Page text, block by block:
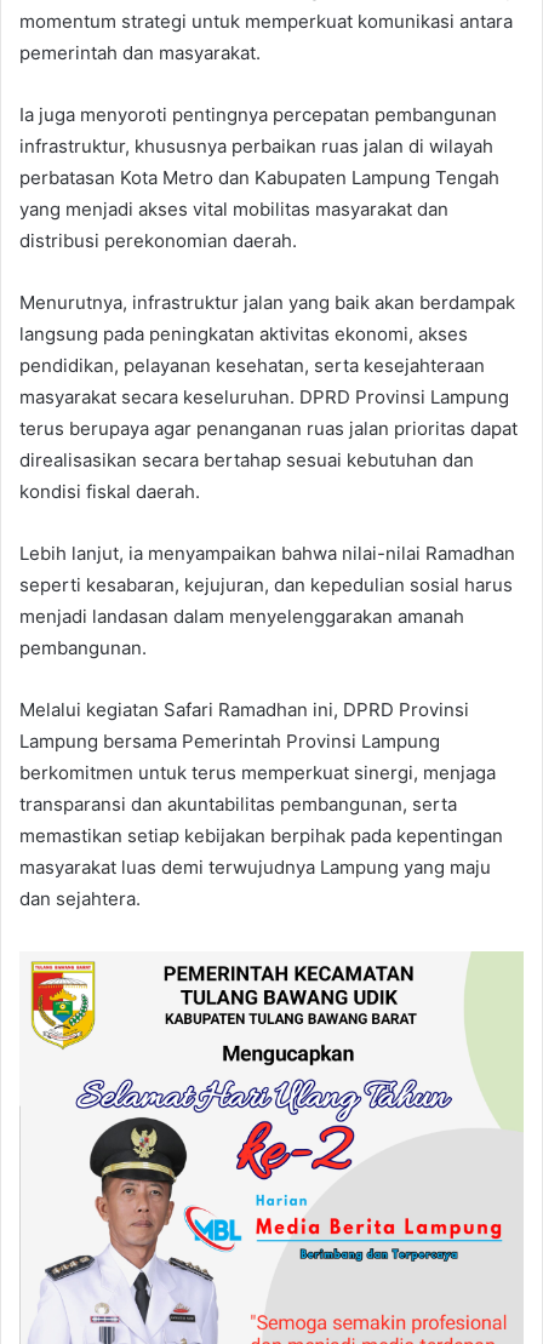
momentum strategi untuk memperkuat komunikasi antara
pemerintah dan masyarakat.
Ia juga menyoroti pentingnya percepatan pembangunan
infrastruktur, khususnya perbaikan ruas jalan di wilayah
perbatasan Kota Metro dan Kabupaten Lampung Tengah
yang menjadi akses vital mobilitas masyarakat dan
distribusi perekonomian daerah.
Menurutnya, infrastruktur jalan yang baik akan berdampak
langsung pada peningkatan aktivitas ekonomi, akses
pendidikan, pelayanan kesehatan, serta kesejahteraan
masyarakat secara keseluruhan. DPRD Provinsi Lampung
terus berupaya agar penanganan ruas jalan prioritas dapat
direalisasikan secara bertahap sesuai kebutuhan dan
kondisi fiskal daerah.
Lebih lanjut, ia menyampaikan bahwa nilai-nilai Ramadhan
seperti kesabaran, kejujuran, dan kepedulian sosial harus
menjadi landasan dalam menyelenggarakan amanah
pembangunan.
Melalui kegiatan Safari Ramadhan ini, DPRD Provinsi
Lampung bersama Pemerintah Provinsi Lampung
berkomitmen untuk terus memperkuat sinergi, menjaga
transparansi dan akuntabilitas pembangunan, serta
memastikan setiap kebijakan berpihak pada kepentingan
masyarakat luas demi terwujudnya Lampung yang maju
dan sejahtera.